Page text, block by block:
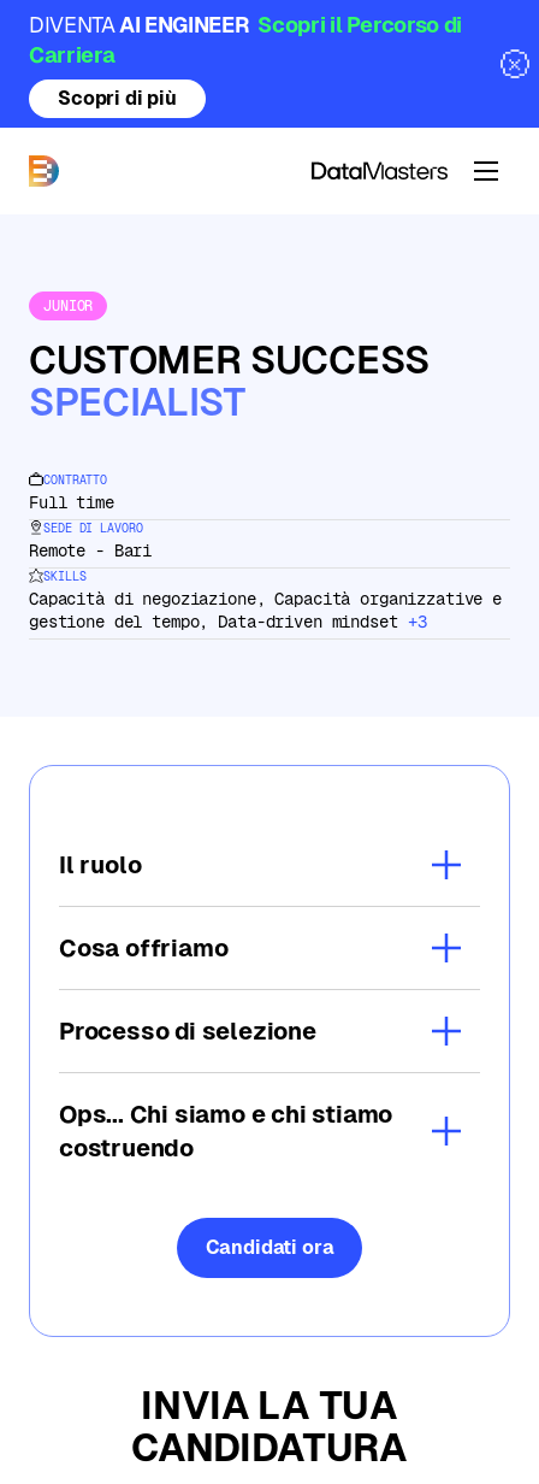
DIVENTAAI ENGINEER Scopri il Percorso di
Carriera
Scopri di più
JUNIOR
CUSTOMER SUCCESS
SPECIALIST
CONTRATTO
:
Full time
SEDE DI LAVORO
:
Remote - Bari
SKILLS
:
Capacità di negoziazione, Capacità organizzative e
gestione del tempo, Data-driven mindset+3
Il ruolo
Cosa offriamo
Processo di selezione
Ops... Chi siamo e chi stiamo
costruendo
Candidati ora
INVIA LA TUA
CANDIDATURA